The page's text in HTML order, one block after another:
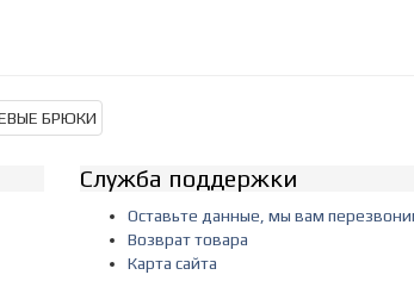
Служба поддержки
Оставьте данные, мы вам
Возврат товара
Карта сайта